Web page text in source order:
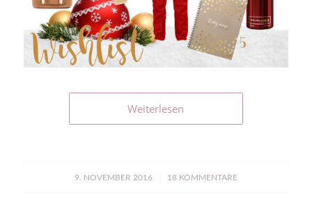
Weiterlesen
9. NOVEMBER 2016
/ 18 KOMMENTARE